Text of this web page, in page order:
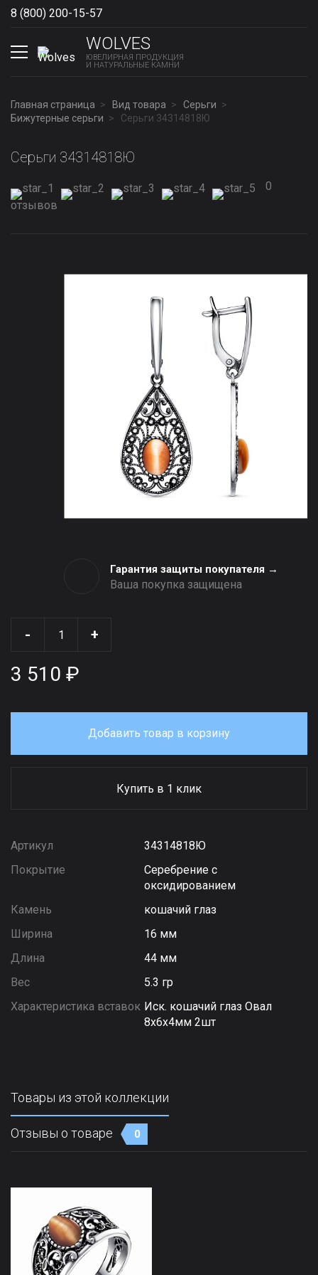
8 (800) 200-15-57
WOLVES
ЮВЕЛИРНАЯ ПРОДУКЦИЯ
И НАТУРАЛЬНЫЕ КАМНИ
Главная страница Вид товара
Серьги
Бижутерные серьги
Серьги 34314818Ю
Серьги 34314818Ю
0
отзывов
Гарантия защиты покупателя →
Ваша покупка защищена
- +
3 510 ₽
Добавить товар в корзину
Купить в 1 клик
Артикул
34314818Ю
Покрытие
Серебрение с
оксидированием
Камень
кошачий глаз
Ширина
16 мм
Длина
44 мм
Вес
5.3 гр
Характеристика вставок Иск. кошачий глаз Овал
8х6х4мм 2шт
Товары из этой коллекции
Отзывы о товаре 0